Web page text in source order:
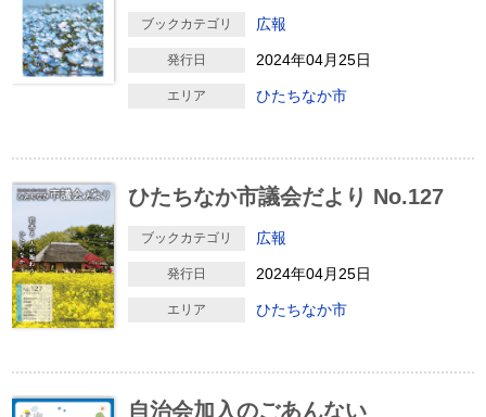
ブックカテゴリ 広報
発行日 2024年04月25日
エリア ひたちなか市
ひたちなか市議会だより No.127
ブックカテゴリ 広報
発行日 2024年04月25日
エリア ひたちなか市
自治会加入のごあんない